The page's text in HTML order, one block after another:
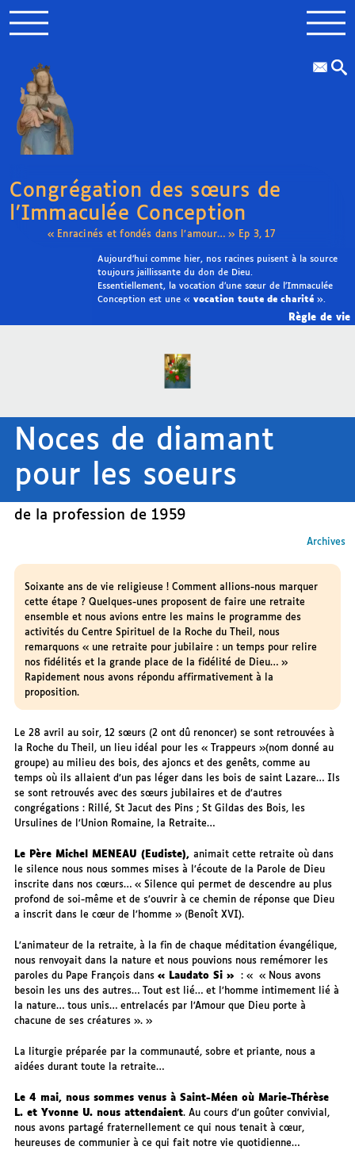
Congrégation des sœurs de
l’Immaculée Conception
« Enracinés et fondés dans l’amour… » Ep 3, 17
Règle de vie
Aujourd’hui comme hier, nos racines puisent à la source
toujours jaillissante du don de Dieu.
Essentiellement, la vocation d’une sœur de l’Immaculée
Conception est une « vocation toute de charité».
Noces de diamant
pour les soeurs
de la profession de 1959
Archives
Soixante ans de vie religieuse ! Comment allions-nous marquer
cette étape ? Quelques-unes proposent de faire une retraite
ensemble et nous avions entre les mains le programme des
activités du Centre Spirituel de la Roche du Theil, nous
remarquons « une retraite pour jubilaire : un temps pour relire
nos fidélités et la grande place de la fidélité de Dieu… »
Rapidement nous avons répondu affirmativement à la
proposition.
Le 28 avril au soir, 12 sœurs (2 ont dû renoncer) se sont retrouvées à
la Roche du Theil, un lieu idéal pour les « Trappeurs »(nom donné au
groupe) au milieu des bois, des ajoncs et des genêts, comme au
temps où ils allaient d’un pas léger dans les bois de saint Lazare… Ils
se sont retrouvés avec des sœurs jubilaires et de d’autres
congrégations : Rillé, St Jacut des Pins ; St Gildas des Bois, les
Ursulines de l’Union Romaine, la Retraite…
Le Père Michel MENEAU (Eudiste),animait cette retraite où dans
le silence nous nous sommes mises à l’écoute de la Parole de Dieu
inscrite dans nos cœurs… « Silence qui permet de descendre au plus
profond de soi-même et de s’ouvrir à ce chemin de réponse que Dieu
a inscrit dans le cœur de l’homme » (Benoît XVI).
L’animateur de la retraite, à la fin de chaque méditation évangélique,
nous renvoyait dans la nature et nous pouvions nous remémorer les
paroles du Pape François dans« Laudato Si » :
« Nous avons
besoin les uns des autres… Tout est lié… et l’homme intimement lié à
la nature… tous unis… entrelacés par l’Amour que Dieu porte à
chacune de ses créatures ».
La liturgie préparée par la communauté, sobre et priante, nous a
aidées durant toute la retraite…
Le 4 mai, nous sommes venus à Saint-Méen où Marie-Thérèse
L. et Yvonne U. nous attendaient. Au cours d’un goûter convivial,
nous avons partagé fraternellement ce qui nous tenait à cœur,
heureuses de communier à ce qui fait notre vie quotidienne…